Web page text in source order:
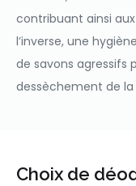
contribuant ainsi
l’inverse, une
de savons agressifs
dessèchement de
Choix de